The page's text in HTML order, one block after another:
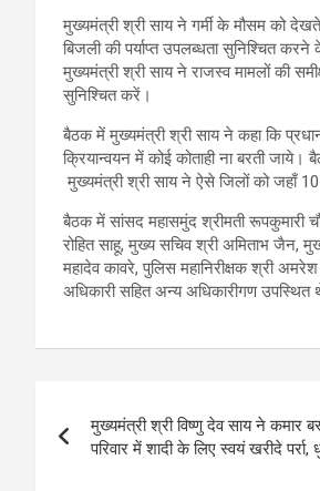
मुख्यमंत्री श्री साय ने गर्मी के मौसम को
बिजली की पर्याप्त उपलब्धता सुनिश्चित करने
मुख्यमंत्री श्री साय ने राजस्व मामलों की
सुनिश्चित करें।
बैठक में मुख्यमंत्री श्री साय ने कहा कि
क्रियान्वयन में कोई कोताही ना बरती
मुख्यमंत्री श्री साय ने ऐसे जिलों को जहाँ
बैठक में सांसद महासमुंद श्रीमती रूपकुमारी
रोहित साहू, मुख्य सचिव श्री अमिताभ जैन,
महादेव कावरे, पुलिस महानिरीक्षक श्री
अधिकारी सहित अन्य अधिकारीगण
navigation
मुख्यमंत्री श्री विष्णु देव साय ने कमार
परिवार में शादी के लिए स्वयं खरीदे